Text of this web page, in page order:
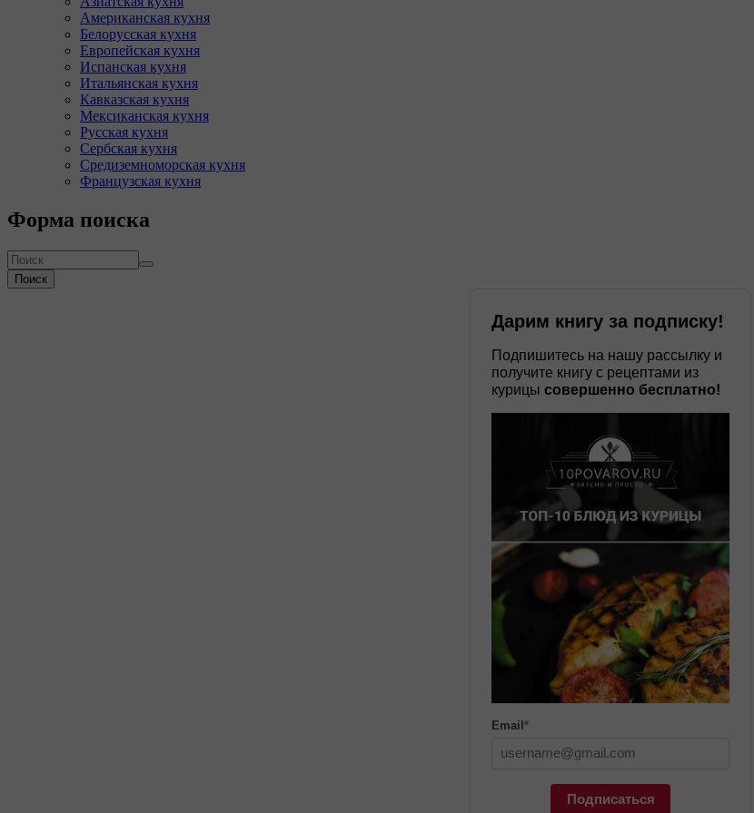
Американская кухня
Белорусская кухня
Европейская кухня
Испанская кухня
Итальянская кухня
Кавказская кухня
Мексиканская кухня
Русская кухня
Сербская кухня
Средиземноморская кухня
Французская кухня
Форма поиска
Поиск
Дарим книгу за подписку!
Подпишитесь на нашу рассылку и
получите книгу с рецептами из
курицы совершенно бесплатно!
Email *
Подписаться